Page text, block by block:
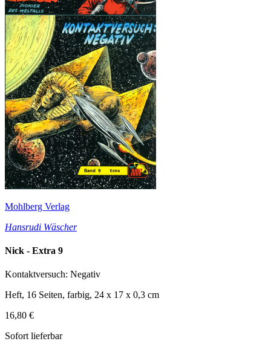
Mohlberg Verlag
Hansrudi Wäscher
Nick - Extra 9
Kontaktversuch: Negativ
Heft, 16 Seiten, farbig, 24 x 17 x 0,3 cm
16,80 €
Sofort lieferbar